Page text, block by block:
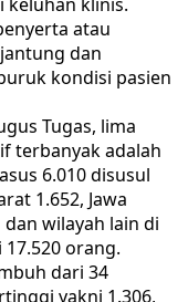
atau
dan
kondisi pasien
Tugas, lima
terbanyak adalah
6.010 disusul
1.652, Jawa
dan wilayah lain di
orang.
dari 34
yakni 1.306,